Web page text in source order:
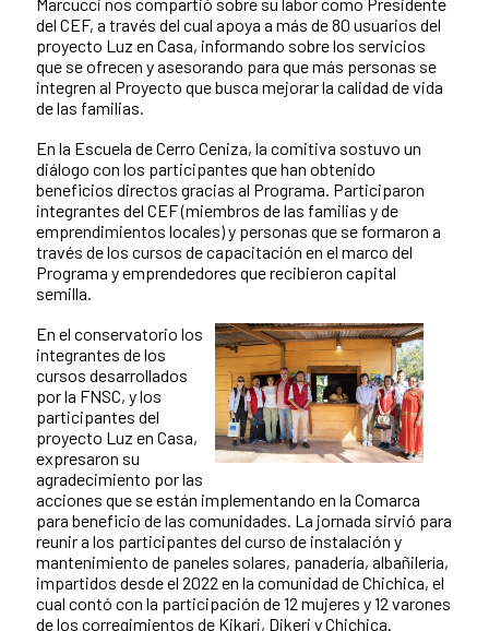
Marcucci nos compartió sobre su labor como Presidente
del CEF, a través del cual apoya a más de 80 usuarios del
proyecto Luz en Casa, informando sobre los servicios
que se ofrecen y asesorando para que más personas se
integren al Proyecto que busca mejorar la calidad de vida
de las familias.
En la Escuela de Cerro Ceniza, la comitiva sostuvo un
diálogo con los participantes que han obtenido
beneficios directos gracias al Programa. Participaron
integrantes del CEF (miembros de las familias y de
emprendimientos locales) y personas que se formaron a
través de los cursos de capacitación en el marco del
Programa y emprendedores que recibieron capital
semilla.
En el conservatorio los
integrantes de los
cursos desarrollados
por la FNSC, y los
participantes del
proyecto Luz en Casa,
expresaron su
agradecimiento por las
acciones que se están implementando en la Comarca
para beneficio de las comunidades. La jornada sirvió para
reunir a los participantes del curso de instalación y
mantenimiento de paneles solares, panadería, albañilería,
impartidos desde el 2022 en la comunidad de Chichica, el
cual contó con la participación de 12 mujeres y 12 varones
de los corregimientos de Kikari, Dikeri y Chichica.